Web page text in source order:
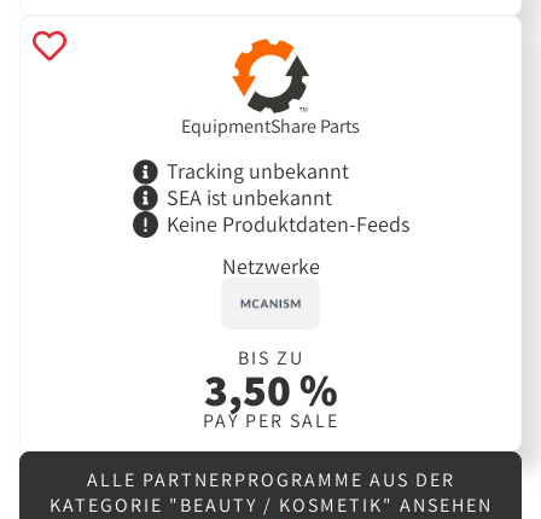
EquipmentShare Parts
Tracking unbekannt
SEA ist unbekannt
Keine Produktdaten-Feeds
Netzwerke
BIS ZU
3,50 %
PAY PER SALE
ALLE PARTNERPROGRAMME AUS DER
KATEGORIE "BEAUTY / KOSMETIK" ANSEHEN